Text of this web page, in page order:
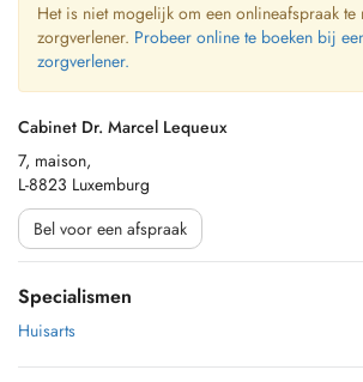
Het is niet mogelijk om een onlineafspraak te
zorgverlener. Probeer online te boeken bij
zorgverlener.
Cabinet Dr. Marcel Lequeux
7, maison,
L-8823 Luxemburg
Bel voor een afspraak
Specialismen
Huisarts